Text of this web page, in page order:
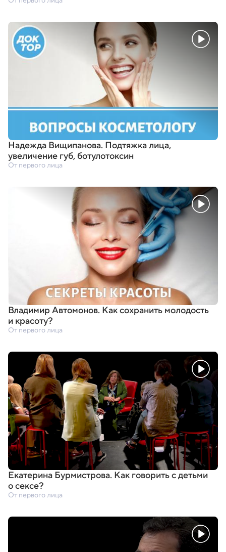
Надежда Вищипанова. Подтяжка лица,
увеличение губ,ботулотоксин
От первого лица
Владимир Автомонов. Как сохранить молодость
и красоту?
От первого лица
Екатерина Бурмистрова. Как говорить с детьми
о сексе?
От первого лица